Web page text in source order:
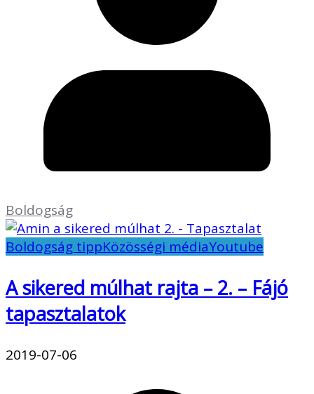
Boldogság
Boldogság tippKözösségi médiaYoutube
A sikered múlhat rajta – 2. – Fájó
tapasztalatok
2019-07-06